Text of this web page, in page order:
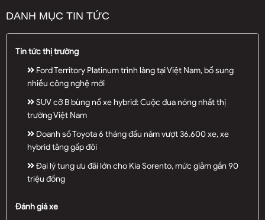
DANH MỤC TIN TỨC
Tin tức thị trường
Ford Territory Platinum trình làng tại Việt Nam, bổ sung
nhiều công nghệ mới
SUV cỡ B bùng nổ xe hybrid: Cuộc đua nóng nhất thị
trường Việt Nam
Doanh số Toyota 6 tháng đầu năm vượt 36.600 xe, xe
hybrid tăng gấp đôi
Đại lý tung ưu đãi lớn cho Kia Sorento, mức giảm gần 90
triệu đồng
Đánh giá xe